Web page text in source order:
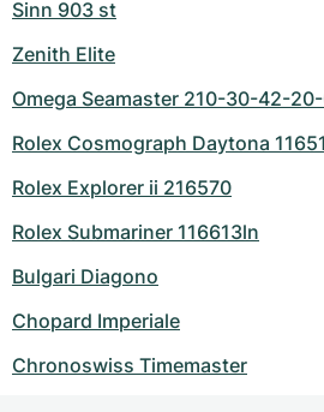
Sinn 903 st
Zenith Elite
Omega Seamaster 210-30-42-
Rolex Cosmograph Daytona
Rolex Explorer ii 216570
Rolex Submariner 116613ln
Bulgari Diagono
Chopard Imperiale
Chronoswiss Timemaster